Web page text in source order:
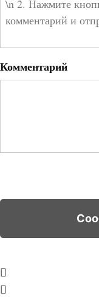
Комментарий